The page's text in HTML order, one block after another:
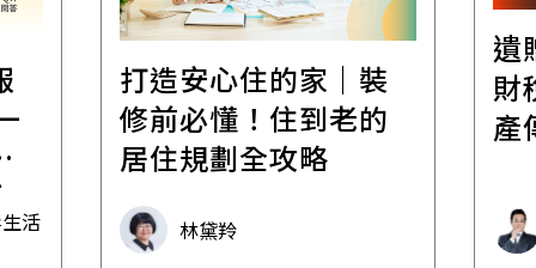
活
打造安心住的家｜裝
修前必懂！住到老的
居住規劃全攻略
林黛羚
遺
財
產